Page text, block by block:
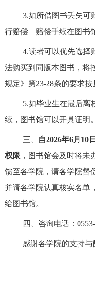
3.如所借图书丢失可
行赔偿，赔偿手续在图书
4.读者可以优先选择
法购买到同版本图书，将
规定》第23-28条的要求按
5.如毕业生在最后离
续，图书馆可以开具证明。
三、 自2026年6月10
权限 ，图书馆会及时将未
馈至各学院，请各学院督
并请各学院认真核实名单
给图书馆。
四、咨询电话：
感谢各学院的支持与